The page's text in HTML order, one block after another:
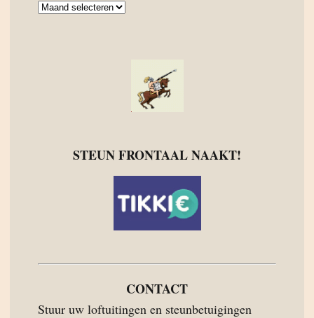
Archief
STEUN FRONTAAL NAAKT!
CONTACT
Stuur uw loftuitingen en steunbetuigingen